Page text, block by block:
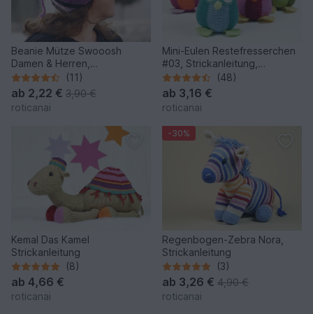
Beanie Mütze Swooosh
Damen & Herren,
Strickanleitung
(11)
ab 2,22 € 3,90 €
roticanai
Mini-Eulen Restefresserchen
#03, Strickanleitung,
Wollreste
(48)
ab 3,16 €
roticanai
Kemal Das Kamel
Strickanleitung
(8)
ab 4,66 €
roticanai
-30%
Regenbogen-Zebra Nora,
Strickanleitung
(3)
ab 3,26 € 4,90 €
roticanai